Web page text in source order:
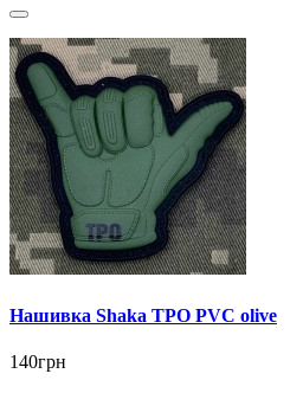
Нашивка Shaka ТРО PVC olive
140грн